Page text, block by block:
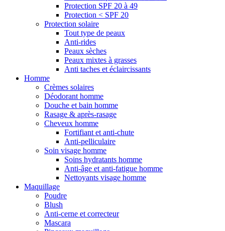
Protection SPF 20 à 49
Protection < SPF 20
Protection solaire
Tout type de peaux
Anti-rides
Peaux sèches
Peaux mixtes à grasses
Anti taches et éclaircissants
Homme
Crèmes solaires
Déodorant homme
Douche et bain homme
Rasage & après-rasage
Cheveux homme
Fortifiant et anti-chute
Anti-pelliculaire
Soin visage homme
Soins hydratants homme
Anti-âge et anti-fatigue homme
Nettoyants visage homme
Maquillage
Poudre
Blush
Anti-cerne et correcteur
Mascara